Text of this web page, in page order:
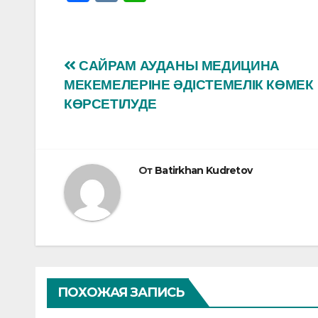
e
b
o
s
A
p
Навигация
по
САЙРАМ АУДАНЫ МЕДИЦИНА
МЕКЕМЕЛЕРІНЕ ӘДІСТЕМЕЛІК КӨМЕК
КӨРСЕТІЛУДЕ
От Batirkhan Kudretov
ПОХОЖАЯ ЗАПИСЬ